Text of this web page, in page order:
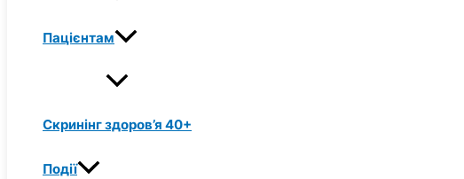
Пацієнтам
Скринінг здоров’я 40+
Події